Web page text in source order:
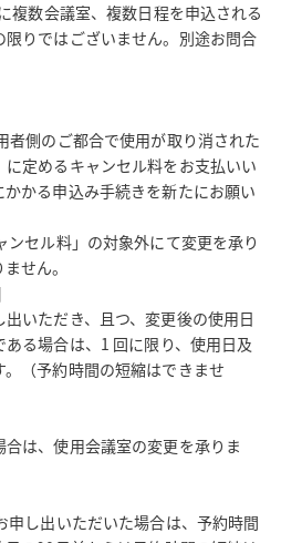
複数会議室、複数日程を申込される
りではございません。別途お問合
者側のご都合で使用が取り消された
定めるキャンセル料をお支払いい
かる申込み手続きを新たにお願い
ンセル料」の対象外にて変更を承り
せん。
いただき、且つ、変更後の使用日
る場合は、1 回に限り、使用日及
（予約時間の短縮はできませ
は、使用会議室の変更を承りま
し出いただいた場合は、予約時間